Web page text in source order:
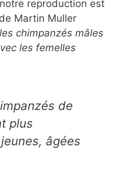
reproduction est
Martin Muller
les chimpanzés mâles
les femelles
de
plus
âgées